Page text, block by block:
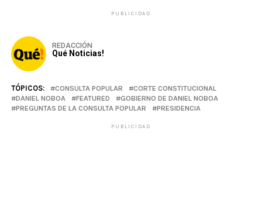
PUBLICIDAD
REDACCIÓN
Qué Noticias!
TÓPICOS: CONSULTA POPULAR
CORTE CONSTITUCIONAL
DANIEL NOBOA
FEATURED
GOBIERNO DE DANIEL NOBOA
PREGUNTAS DE LA CONSULTA POPULAR
PRESIDENCIA
PUBLICIDAD